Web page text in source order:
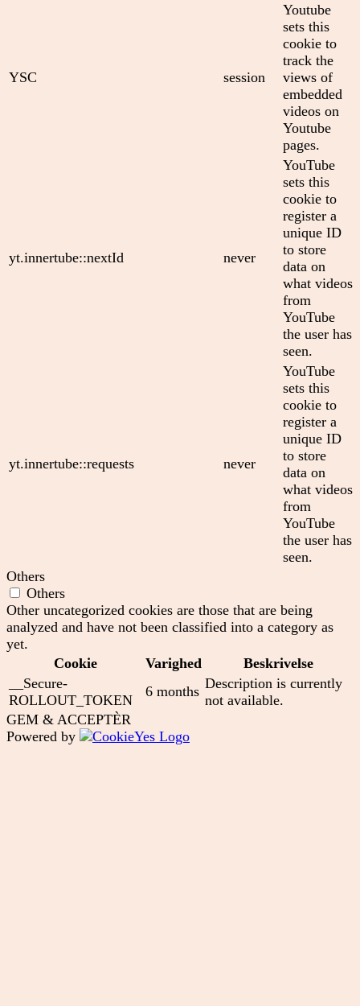
YSC session
Youtube
sets this
cookie to
track the
views of
embedded
videos on
Youtube
pages.
yt.innertube::nextId never
YouTube
sets this
cookie to
register a
unique ID
to store
data on
what videos
from
YouTube
the user has
seen.
yt.innertube::requests never
YouTube
sets this
cookie to
register a
unique ID
to store
data on
what videos
from
YouTube
the user has
seen.
Others
Others
Other uncategorized cookies are those that are being
analyzed and have not been classified into a category as
yet.
Cookie
Varighed
Beskrivelse
__Secure-
ROLLOUT_TOKEN
6 months Description is currently
not available.
GEM & ACCEPTÈR
Powered by